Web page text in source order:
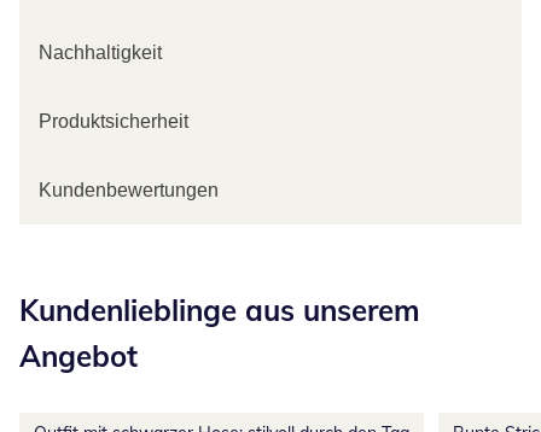
Nachhaltigkeit
Produktsicherheit
Kundenbewertungen
Kundenlieblinge aus unserem
Angebot